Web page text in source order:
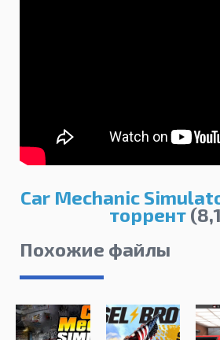
Car Mechanic
торрент
Похожие файлы